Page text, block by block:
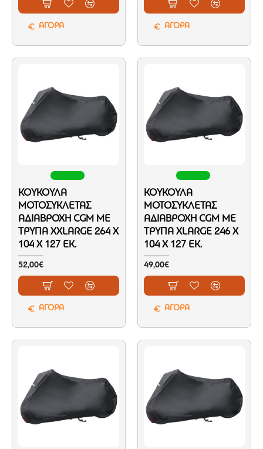
ΑΓΟΡΑ ΑΓΟΡΑ
ΚΟΥΚΟΎΛΑ
ΜΟΤΟΣΥΚΛΈΤΑΣ
ΑΔΙΆΒΡΟΧΗ CGM ΜΕ
ΤΡΎΠΑ ΧXLARGE 264 X
104 X 127 ΕΚ.
52,00€
ΑΓΟΡΑ
ΚΟΥΚΟΎΛΑ
ΜΟΤΟΣΥΚΛΈΤΑΣ
ΑΔΙΆΒΡΟΧΗ CGM ΜΕ
ΤΡΎΠΑ XLARGE 246 X
104 X 127 ΕΚ.
49,00€
ΑΓΟΡΑ